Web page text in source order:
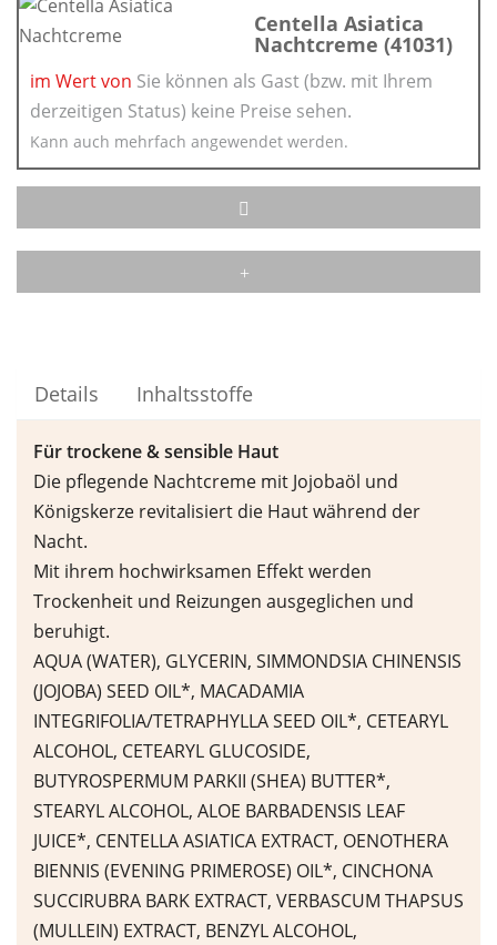
Centella Asiatica
Nachtcreme (41031)
im Wert von Sie können als Gast (bzw. mit Ihrem
derzeitigen Status) keine Preise sehen.
Kann auch mehrfach angewendet werden.
Details Inhaltsstoffe
Für trockene & sensible Haut
Die pflegende Nachtcreme mit Jojobaöl und
Königskerze revitalisiert die Haut während der
Nacht.
Mit ihrem hochwirksamen Effekt werden
Trockenheit und Reizungen ausgeglichen und
beruhigt.
AQUA (WATER), GLYCERIN, SIMMONDSIA CHINENSIS
(JOJOBA) SEED OIL*, MACADAMIA
INTEGRIFOLIA/TETRAPHYLLA SEED OIL*, CETEARYL
ALCOHOL, CETEARYL GLUCOSIDE,
BUTYROSPERMUM PARKII (SHEA) BUTTER*,
STEARYL ALCOHOL, ALOE BARBADENSIS LEAF
JUICE*, CENTELLA ASIATICA EXTRACT, OENOTHERA
BIENNIS (EVENING PRIMEROSE) OIL*, CINCHONA
SUCCIRUBRA BARK EXTRACT, VERBASCUM THAPSUS
(MULLEIN) EXTRACT, BENZYL ALCOHOL,